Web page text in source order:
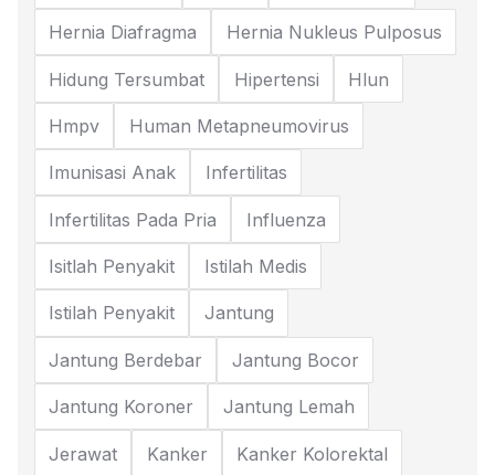
Hernia Diafragma Hernia Nukleus Pulposus
Hidung Tersumbat Hipertensi Hlun
Hmpv Human Metapneumovirus
Imunisasi Anak Infertilitas
Infertilitas Pada Pria Influenza
Isitlah Penyakit Istilah Medis
Istilah Penyakit Jantung
Jantung Berdebar Jantung Bocor
Jantung Koroner Jantung Lemah
Jerawat Kanker Kanker Kolorektal